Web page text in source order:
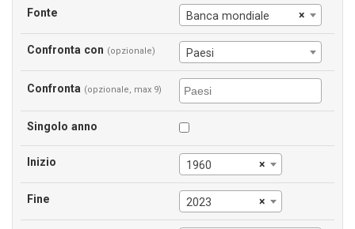
Fonte ×
Banca mondiale
Confronta con (opzionale) Paesi
Confronta (opzionale, max 9)
Singolo anno
Inizio ×
1960
Fine ×
2023